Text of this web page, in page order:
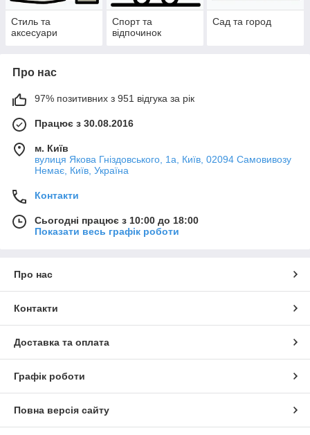
Стиль та
аксесуари
Спорт та
відпочинок
Сад та город
Про нас
97% позитивних з 951 відгука за рік
Працює з 30.08.2016
м. Київ
вулиця Якова Гніздовського, 1а, Київ, 02094 Самовивозу
Немає, Київ, Україна
Контакти
Сьогодні працює з 10:00 до 18:00
Показати весь графік роботи
Про нас
Контакти
Доставка та оплата
Графік роботи
Повна версія сайту